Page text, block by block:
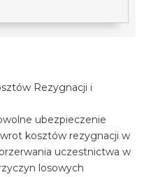
Rezygnacji i
ubezpieczenie
kosztów rezygnacji w
uczestnictwa w
losowych